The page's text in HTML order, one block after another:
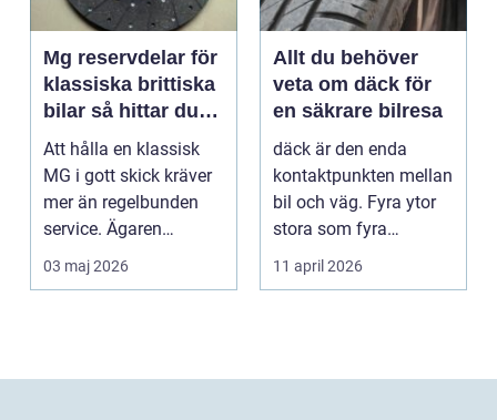
Mg reservdelar för
klassiska brittiska
bilar så hittar du
rätt delar
Att hålla en klassisk
MG i gott skick kräver
mer än regelbunden
service. Ägaren
behöver också ha kol...
03 maj 2026
Allt du behöver
veta om däck för
en säkrare bilresa
däck är den enda
kontaktpunkten mellan
bil och väg. Fyra ytor
stora som fyra
handflator avgör
bromss...
11 april 2026